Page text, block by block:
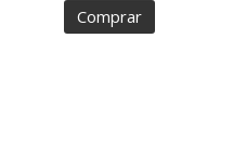
Comprar